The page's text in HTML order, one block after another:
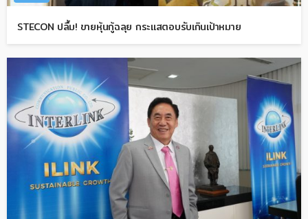
STECON ปลื้ม! ขายหุ้นกู้ฉลุย กระแสตอบรับเกินเป้าหมาย